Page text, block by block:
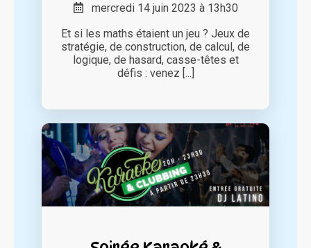
mercredi 14 juin 2023 à 13h30
Et si les maths étaient un jeu ? Jeux de
stratégie, de construction, de calcul, de
logique, de hasard, casse-têtes et
défis : venez [...]